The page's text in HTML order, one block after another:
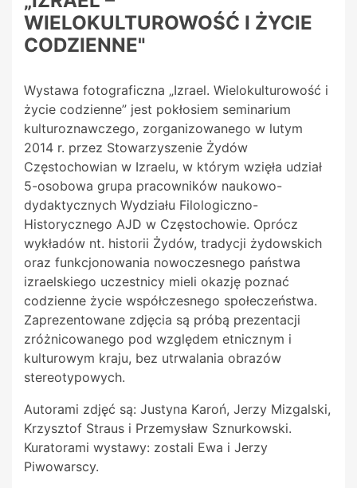
WIELOKULTUROWOŚĆ I ŻYCIE
CODZIENNE"
Wystawa fotograficzna „Izrael. Wielokulturowość i
życie codzienne” jest pokłosiem seminarium
kulturoznawczego, zorganizowanego w lutym
2014 r. przez Stowarzyszenie Żydów
Częstochowian w Izraelu, w którym wzięła udział
5-osobowa grupa pracowników naukowo-
dydaktycznych Wydziału Filologiczno-
Historycznego AJD w Częstochowie. Oprócz
wykładów nt. historii Żydów, tradycji żydowskich
oraz funkcjonowania nowoczesnego państwa
izraelskiego uczestnicy mieli okazję poznać
codzienne życie współczesnego społeczeństwa.
Zaprezentowane zdjęcia są próbą prezentacji
zróżnicowanego pod względem etnicznym i
kulturowym kraju, bez utrwalania obrazów
stereotypowych.
Autorami zdjęć są: Justyna Karoń, Jerzy Mizgalski,
Krzysztof Straus i Przemysław Sznurkowski.
Kuratorami wystawy: zostali Ewa i Jerzy
Piwowarscy.